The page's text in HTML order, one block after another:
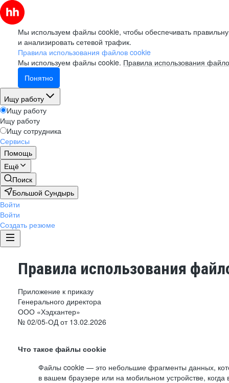
Мы используем файлы cookie, чтобы обеспечивать
и анализировать сетевой трафик.
Правила использования файлов cookie
Мы используем файлы cookie. Правила использования
Понятно
Ищу работу
Ищу работу
Ищу работу
Ищу сотрудника
Сервисы
Помощь
Ещё
Поиск
Большой Сундырь
Войти
Войти
Создать резюме
Правила использования
Приложение к приказу
Генерального директора
ООО «Хэдхантер»
№ 02/05-ОД от 13.02.2026
Что такое файлы cookie
Файлы cookie — это небольшие фрагменты данных,
в вашем браузере или на мобильном устройстве,